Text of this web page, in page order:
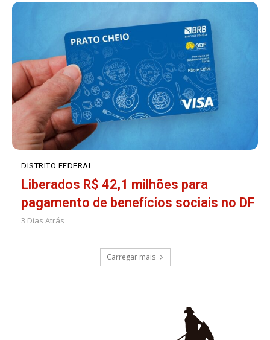
DISTRITO FEDERAL
Liberados R$ 42,1 milhões para
pagamento de benefícios sociais no DF
3 Dias Atrás
Carregar mais